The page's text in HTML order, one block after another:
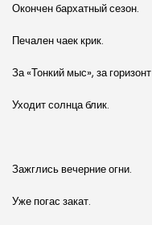
Окончен бархатный сезон.
Печален чаек крик.
За «Тонкий мыс», за горизонт
Уходит солнца блик.
Зажглись вечерние огни.
Уже погас закат.